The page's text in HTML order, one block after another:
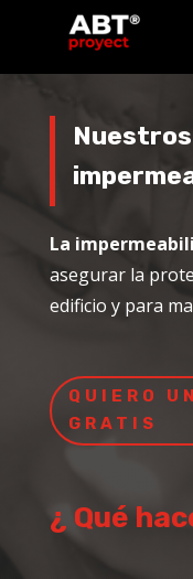
La
asegurar la
edificio y para
QUIERO
GRATIS
¿ Qué